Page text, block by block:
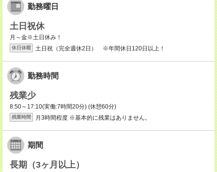
勤務曜日
土日祝休
月～金※土日休み！
休日休暇 土日祝（完全週休2日） ※年間休日120日以上！
勤務時間
残業少
8:50～17:10(実働:7時間20分) (休憩60分)
残業時間 月3時間程度 ※基本的に残業はありません。
期間
長期（3ヶ月以上）